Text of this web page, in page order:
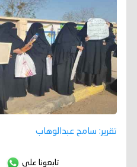
تقرير: سامح عبدالوهاب
تابعونا على